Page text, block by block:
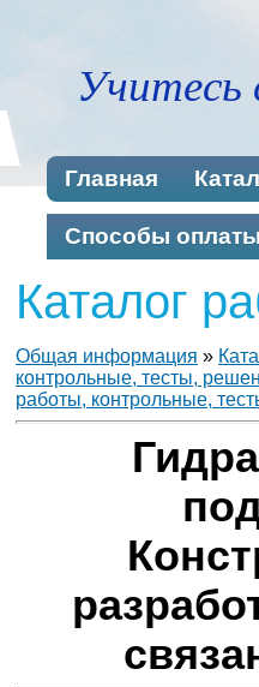
Учитесь
Главная
Способы
Каталог
Общая информация »
контрольные, тесты,
работы, контрольные,